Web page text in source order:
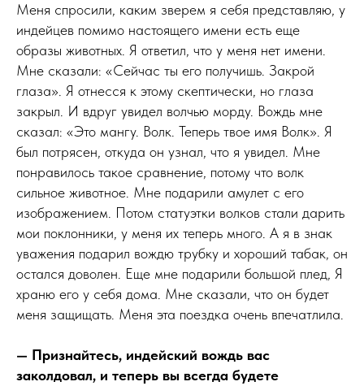
Меня спросили, каким зверем я себя представляю, у
индейцев помимо настоящего имени есть еще
образы животных. Я ответил, что у меня нет имени.
Мне сказали: «Сейчас ты его получишь. Закрой
глаза». Я отнесся к этому скептически, но глаза
закрыл. И вдруг увидел волчью морду. Вождь мне
сказал: «Это мангу. Волк. Теперь твое имя Волк». Я
был потрясен, откуда он узнал, что я увидел. Мне
понравилось такое сравнение, потому что волк
сильное животное. Мне подарили амулет с его
изображением. Потом статуэтки волков стали дарить
мои поклонники, у меня их теперь много. А я в знак
уважения подарил вождю трубку и хороший табак, он
остался доволен. Еще мне подарили большой плед, Я
храню его у себя дома. Мне сказали, что он будет
меня защищать. Меня эта поездка очень впечатлила.
— Признайтесь, индейский вождь вас
заколдовал, и теперь вы всегда будете